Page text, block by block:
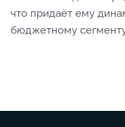
что придаёт ему
бюджетному